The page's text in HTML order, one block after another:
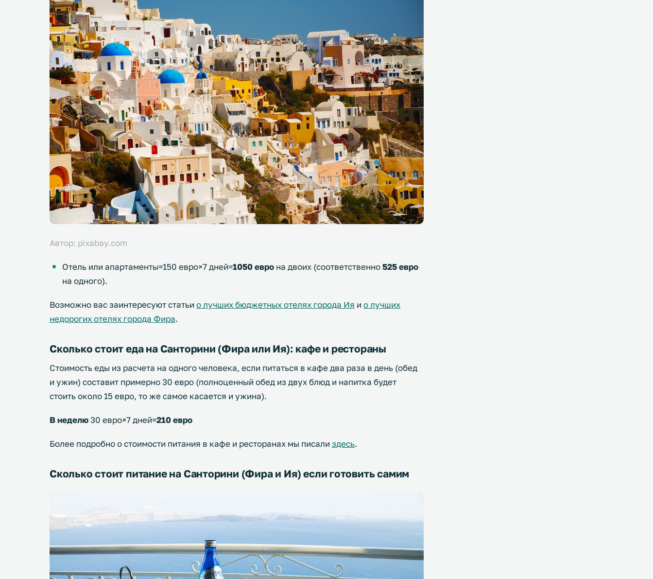
Автор: pixabay.com
Отель или апартаменты=150 евро×7 дней=1050 евро на двоих (соответственно525 евро
на одного).
Возможно вас заинтересуют статьи о лучших бюджетных отелях города Ия и о лучших
недорогих отелях города Фира.
Сколько стоит еда на Санторини (Фира или Ия): кафе и рестораны
Стоимость еды из расчета на одного человека, если питаться в кафе два раза в день (обед
и ужин) составит примерно 30 евро (полноценный обед из двух блюд и напитка будет
стоить около 15 евро, то же самое касается и ужина).
В неделю30 евро×7 дней=210 евро
Более подробно о стоимости питания в кафе и ресторанах мы писали здесь.
Сколько стоит питание на Санторини (Фира и Ия) если готовить самим